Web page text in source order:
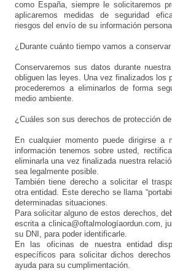
como España, siempre le solicitaremos
aplicaremos medidas de seguridad
riesgos del envío de su información
¿Durante cuánto tiempo vamos a
Conservaremos sus datos durante
obliguen las leyes. Una vez finalizados los
procederemos a eliminarlos de forma
medio ambiente.
¿Cuáles son sus derechos de protección
En cualquier momento puede dirigirse a
información tenemos sobre usted,
eliminarla una vez finalizada nuestra
sea legalmente posible.
También tiene derecho a solicitar el
otra entidad. Este derecho se llama
determinadas situaciones.
Para solicitar alguno de estos derechos,
escrita a clinica@oftalmologíaordun.com,
su DNI, para poder identificarle.
En las oficinas de nuestra entidad
específicos para solicitar dichos
ayuda para su cumplimentación.